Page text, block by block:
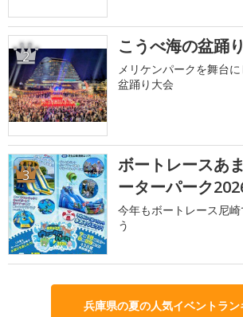
2 こうべ海の盆踊
メリケンパークを舞台
盆踊り大会
3
ボートレースあ
ーターパーク
今年もボートレース尼
う
兵庫県の夏の人気イベントラン